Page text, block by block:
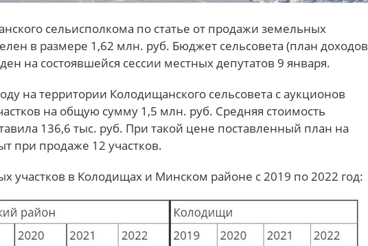
сельисполкома по статье от продажи земельных
в размере 1,62 млн. руб. Бюджет сельсовета (план доходов
на состоявшейся сессии местных депутатов 9 января.
на территории Колодищанского сельсовета с аукционов
на общую сумму 1,5 млн. руб. Средняя стоимость
136,6 тыс. руб. При такой цене поставленный план на
при продаже 12 участков.
участков в Колодищах и Минском районе с 2019 по 2022 год: